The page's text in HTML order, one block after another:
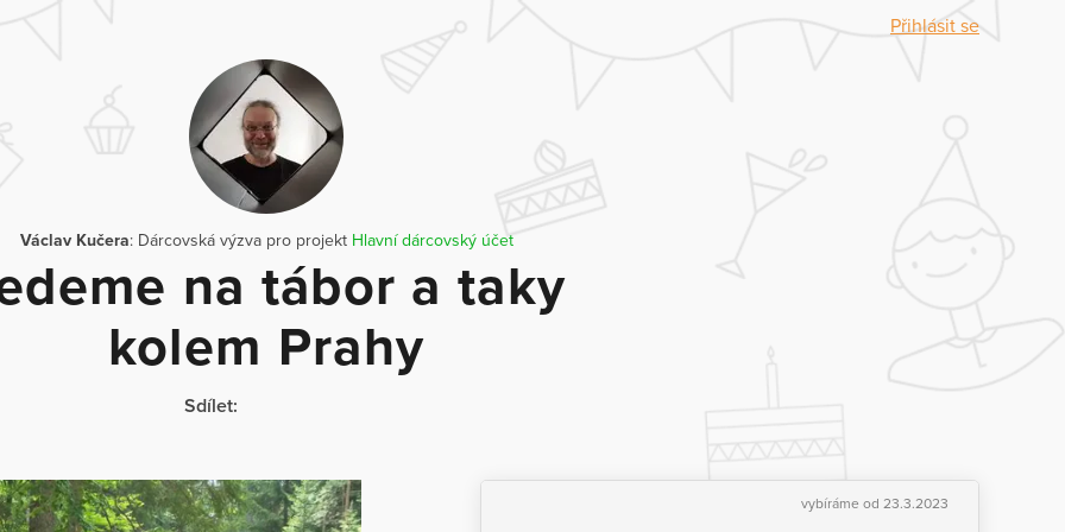
Přihlásit se
Václav Kučera: Dárcovská výzva pro projekt Hlavní dárcovský účet
na tábor a taky
kolem Prahy
Sdílet:
vybíráme od 23.3.2023